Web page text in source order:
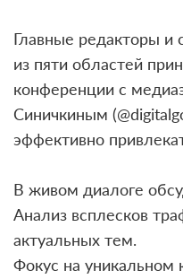
Главные редакторы и
из пяти областей
конференции с
Синичкиным
эффективно
В живом диалоге
Анализ всплесков
актуальных тем.
Фокус на уникальном